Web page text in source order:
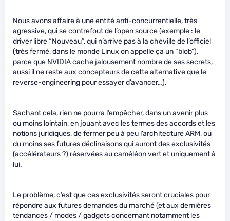
Nous avons affaire à une entité anti-concurrentielle, très
agressive, qui se contrefout de l’open source (exemple : le
driver libre “Nouveau”, qui n’arrive pas à la cheville de l’officiel
(très fermé, dans le monde Linux on appelle ça un “blob”),
parce que NVIDIA cache jalousement nombre de ses secrets,
aussi il ne reste aux concepteurs de cette alternative que le
reverse-engineering pour essayer d’avancer…).
Sachant cela, rien ne pourra l’empêcher, dans un avenir plus
ou moins lointain, en jouant avec les termes des accords et les
notions juridiques, de fermer peu à peu l’architecture ARM, ou
du moins ses futures déclinaisons qui auront des exclusivités
(accélérateurs ?) réservées au caméléon vert et uniquement à
lui.
Le problème, c’est que ces exclusivités seront cruciales pour
répondre aux futures demandes du marché (et aux dernières
tendances / modes / gadgets concernant notamment les